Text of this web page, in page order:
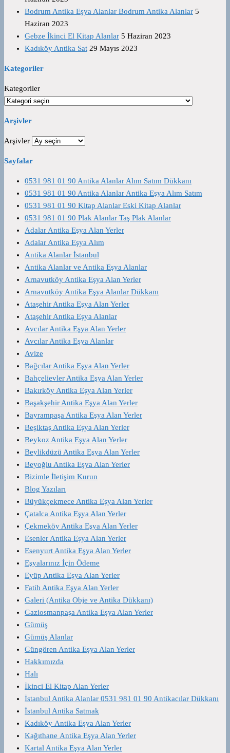
Bodrum Antika Eşya Alanlar Bodrum Antika Alanlar 5
Haziran 2023
Gebze İkinci El Kitap Alanlar 5 Haziran 2023
Kadıköy Antika Sat 29 Mayıs 2023
Kategoriler
Kategoriler
Arşivler
Arşivler
Sayfalar
0531 981 01 90 Antika Alanlar Alım Satım Dükkanı
0531 981 01 90 Antika Alanlar Antika Eşya Alım Satım
0531 981 01 90 Kitap Alanlar Eski Kitap Alanlar
0531 981 01 90 Plak Alanlar Taş Plak Alanlar
Adalar Antika Eşya Alan Yerler
Adalar Antika Eşya Alım
Antika Alanlar İstanbul
Antika Alanlar ve Antika Eşya Alanlar
Arnavutköy Antika Eşya Alan Yerler
Arnavutköy Antika Eşya Alanlar Dükkanı
Ataşehir Antika Eşya Alan Yerler
Ataşehir Antika Eşya Alanlar
Avcılar Antika Eşya Alan Yerler
Avcılar Antika Eşya Alanlar
Avize
Bağcılar Antika Eşya Alan Yerler
Bahçelievler Antika Eşya Alan Yerler
Bakırköy Antika Eşya Alan Yerler
Başakşehir Antika Eşya Alan Yerler
Bayrampaşa Antika Eşya Alan Yerler
Beşiktaş Antika Eşya Alan Yerler
Beykoz Antika Eşya Alan Yerler
Beylikdüzü Antika Eşya Alan Yerler
Beyoğlu Antika Eşya Alan Yerler
Bizimle İletişim Kurun
Blog Yazıları
Büyükçekmece Antika Eşya Alan Yerler
Çatalca Antika Eşya Alan Yerler
Çekmeköy Antika Eşya Alan Yerler
Esenler Antika Eşya Alan Yerler
Esenyurt Antika Eşya Alan Yerler
Eşyalarınız İçin Ödeme
Eyüp Antika Eşya Alan Yerler
Fatih Antika Eşya Alan Yerler
Galeri (Antika Obje ve Antika Dükkanı)
Gaziosmanpaşa Antika Eşya Alan Yerler
Gümüş
Gümüş Alanlar
Güngören Antika Eşya Alan Yerler
Hakkımızda
Halı
İkinci El Kitap Alan Yerler
İstanbul Antika Alanlar 0531 981 01 90 Antikacılar Dükkanı
İstanbul Antika Satmak
Kadıköy Antika Eşya Alan Yerler
Kağıthane Antika Eşya Alan Yerler
Kartal Antika Eşya Alan Yerler